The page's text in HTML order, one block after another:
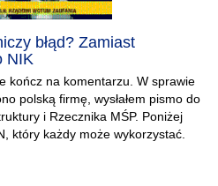
błąd? Zamiast
NIK
kończ na komentarzu. W sprawie
polską firmę, wysłałem pismo do
i Rzecznika MŚP. Poniżej
który każdy może wykorzystać.